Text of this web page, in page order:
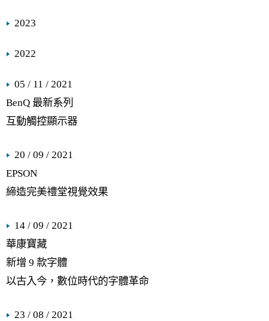
2023
2022
05 / 11 / 2021
BenQ 最新系列
互動觸控顯示器
20 / 09 / 2021
EPSON
締造完美禮堂視覺效果
14 / 09 / 2021
華康寶藏
新增 9 款字體
以古入今，數位時代的字體革命
23 / 08 / 2021